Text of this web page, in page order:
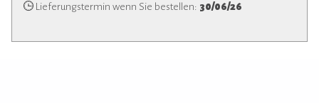
Lieferungstermin wenn Sie bestellen: 30/06/26